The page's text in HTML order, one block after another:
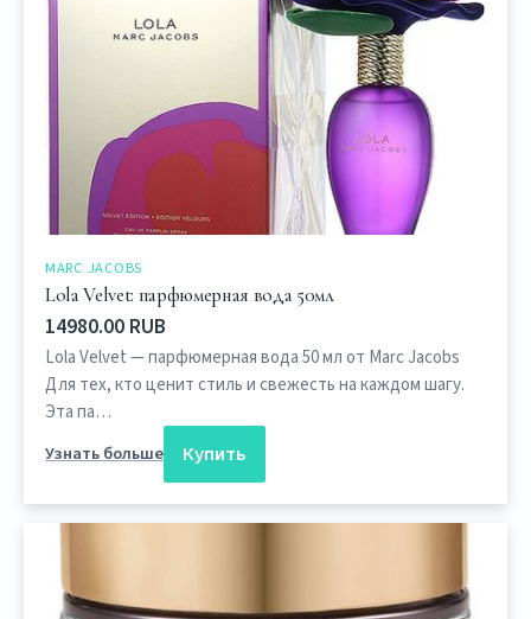
MARC JACOBS
Lola Velvet: парфюмерная вода 50мл
14980.00 RUB
Lola Velvet — парфюмерная вода 50 мл от Marc Jacobs
Для тех, кто ценит стиль и свежесть на каждом шагу.
Эта па…
Узнать больше
Купить